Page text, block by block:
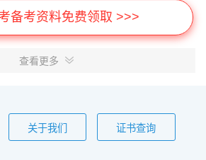
备考资料免费领取 >>>
查看更多
关于我们 证书查询